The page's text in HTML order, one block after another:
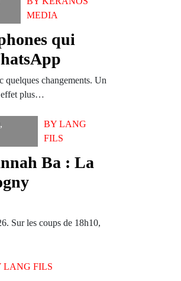
MEDIA
qui
quelques changements. Un
effet plus…
,
BYLANG
FILS
Ba : La
Sur les coups de 18h10,
LANG FILS